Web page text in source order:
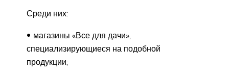
Среди них:
магазины «Все для дачи»,
специализирующиеся на подобной
продукции;